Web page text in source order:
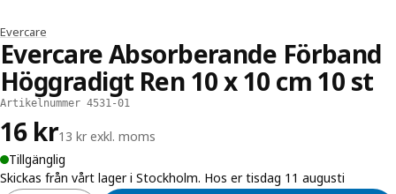
Evercare
Evercare Absorberande Förband
Höggradigt Ren 10 x 10 cm 10 st
Artikelnummer 4531-01
16 kr13 kr exkl. moms
Tillgänglig
Skickas från vårt lager i Stockholm. Hos er tisdag 11 augusti